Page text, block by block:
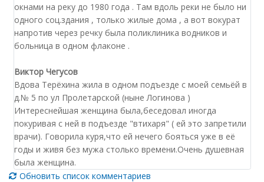
окнами на реку до 1980 года . Там вдоль реки не было ни
одного соц.здания , только жилые дома , а вот вокурат
напротив через речку была поликлиника водников и
больница в одном флаконе .
Виктор Чегусов
Вдова Терёхина жила в одном подъезде с моей семьёй в
д.№ 5 по ул Пролетарской (ныне Логинова )
Интереснейшая женщина была,беседовал иногда
покуривая с ней в подъезде "втихаря" ( ей это запретили
врачи). Говорила куря,что ей нечего бояться уже в её
годы и живя без мужа столько времени.Очень душевная
была женщина.
Обновить список комментариев